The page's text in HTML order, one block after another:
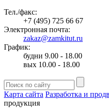
Тел./факс:
+7 (495) 725 66 67
Электронная почта:
zakaz@zamkitut.ru
График:
будни 9.00 - 18.00
вых 10.00 - 18.00
Карта сайта Разработка и
продукция